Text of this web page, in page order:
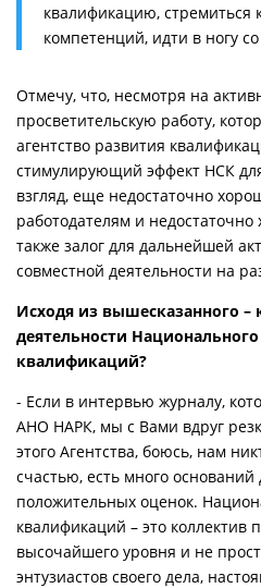
квалификацию, стремиться
компетенций, идти в ногу
Отмечу, что, несмотря на
просветительскую работу,
агентство развития
стимулирующий эффект НСК
взгляд, еще недостаточно
работодателям и
также залог для дальнейшей
совместной деятельности на
Исходя из вышесказанного –
деятельности
квалификаций?
- Если в интервью журналу,
АНО НАРК, мы с Вами вдруг
этого Агентства, боюсь, нам
счастью, есть много оснований
положительных оценок.
квалификаций – это коллектив
высочайшего уровня и не
энтузиастов своего дела,